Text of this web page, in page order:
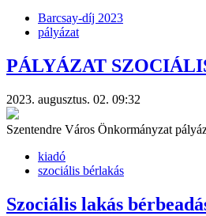
Barcsay-díj 2023
pályázat
PÁLYÁZAT
2023. augusztus. 02. 09:32
Szentendre Város Önkormányzat
kiadó
szociális bérlakás
Szociális lakás